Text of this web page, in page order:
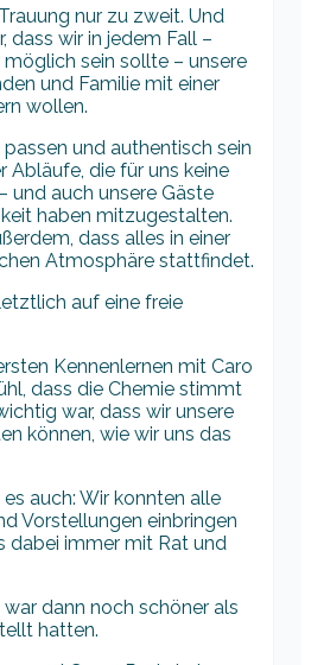
nur zu zweit. Und
dass wir in jedem Fall –
sein sollte – unsere
und Familie mit einer
wollen.
und authentisch sein
Abläufe, die für uns keine
und auch unsere Gäste
haben mitzugestalten.
dass alles in einer
Atmosphäre stattfindet.
auf eine freie
Kennenlernen mit Caro
dass die Chemie stimmt
war, dass wir unsere
können, wie wir uns das
auch: Wir konnten alle
Vorstellungen einbringen
dabei immer mit Rat und
dann noch schöner als
hatten.